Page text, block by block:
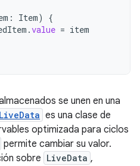
: Item)
{
.value = item
se unen en una
LiveData es una clase de
optimizada para ciclos
permite cambiar su valor.
sobre LiveData ,